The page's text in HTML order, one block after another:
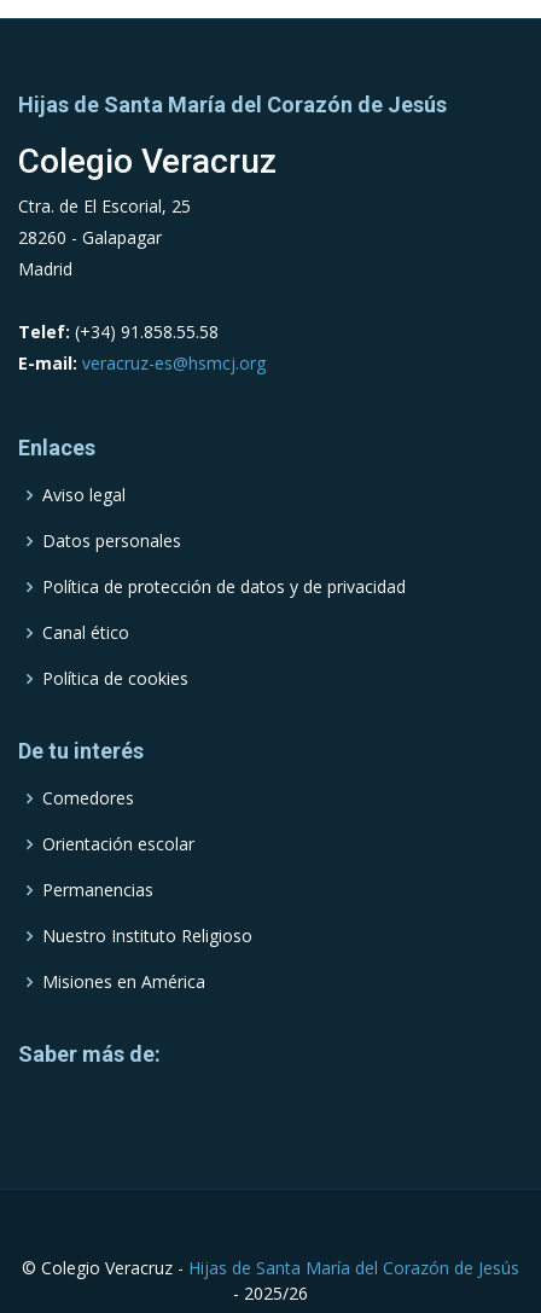
Hijas de Santa María del Corazón de Jesús
Colegio Veracruz
Ctra. de El Escorial, 25
28260 - Galapagar
Madrid
Telef: (+34) 91.858.55.58
E-mail: veracruz-es@hsmcj.org
Enlaces
Aviso legal
Datos personales
Política de protección de datos y de privacidad
Canal ético
Política de cookies
De tu interés
Comedores
Orientación escolar
Permanencias
Nuestro Instituto Religioso
Misiones en América
Saber más de:
© Colegio Veracruz - Hijas de Santa María del Corazón de Jesús
- 2025/26